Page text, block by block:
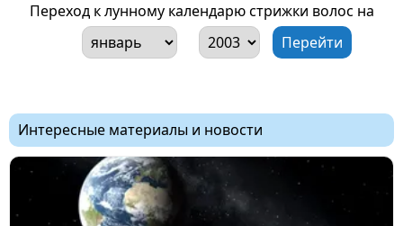
Переход к лунному календарю стрижки волос на
Интересные материалы и новости